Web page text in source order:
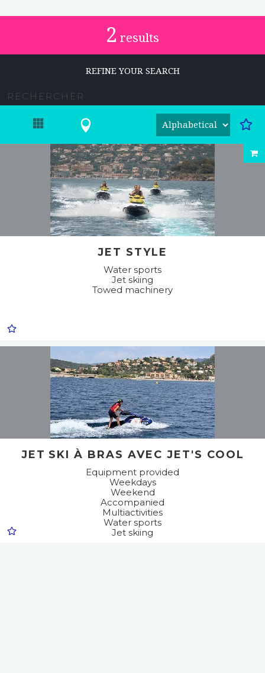
2 results
REFINE YOUR SEARCH
JET STYLE
Water sports
Jet skiing
Towed machinery
JET SKI À BRAS AVEC JET'S COOL
Equipment provided
Weekdays
Weekend
Accompanied
Multiactivities
Water sports
Jet skiing